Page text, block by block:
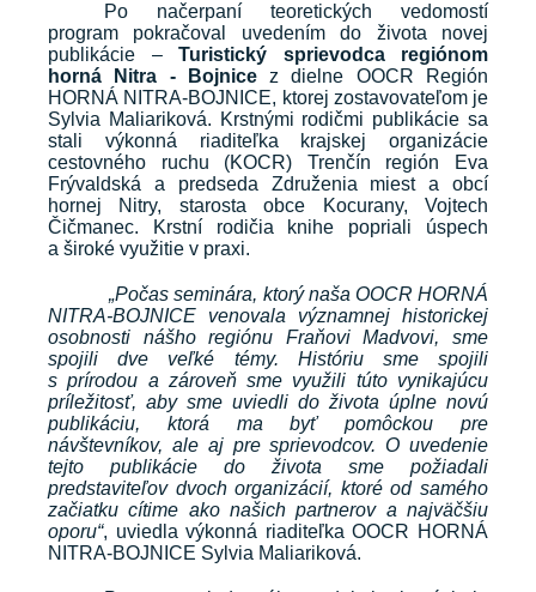
Po načerpaní teoretických vedomostí
program pokračoval uvedením do života novej
publikácie – Turistický sprievodca regiónom
horná Nitra - Bojnicez dielne OOCR Región
HORNÁ NITRA-BOJNICE, ktorej zostavovateľom je
Sylvia Maliariková. Krstnými rodičmi publikácie sa
stali výkonná riaditeľka krajskej organizácie
cestovného ruchu (KOCR) Trenčín región Eva
Frývaldská a predseda Združenia miest a obcí
hornej Nitry, starosta obce Kocurany, Vojtech
Čičmanec. Krstní rodičia knihe popriali úspech
a široké využitie v praxi.
„Počas seminára, ktorý naša OOCR HORNÁ
NITRA-BOJNICE venovala významnej historickej
osobnosti nášho regiónu Fraňovi Madvovi, sme
spojili dve veľké témy. Históriu sme spojili
s prírodou a zároveň sme využili túto vynikajúcu
príležitosť, aby sme uviedli do života úplne novú
publikáciu, ktorá ma byť pomôckou pre
návštevníkov, ale aj pre sprievodcov. O uvedenie
tejto publikácie do života sme požiadali
predstaviteľov dvoch organizácií, ktoré od samého
začiatku cítime ako našich partnerov a najväčšiu
oporu“, uviedla výkonná riaditeľka OOCR HORNÁ
NITRA-BOJNICE Sylvia Maliariková.